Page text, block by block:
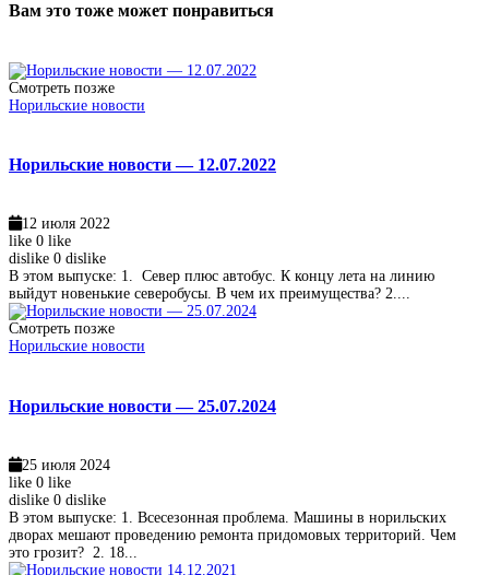
Вам это тоже может понравиться
Смотреть позже
Норильские новости
Норильские новости — 12.07.2022
12 июля 2022
like 0 like
dislike 0 dislike
В этом выпуске: 1. Север плюс автобус. К концу лета на линию
выйдут новенькие северобусы. В чем их преимущества? 2....
Смотреть позже
Норильские новости
Норильские новости — 25.07.2024
25 июля 2024
like 0 like
dislike 0 dislike
В этом выпуске: 1. Всесезонная проблема. Машины в норильских
дворах мешают проведению ремонта придомовых территорий. Чем
это грозит? 2. 18...